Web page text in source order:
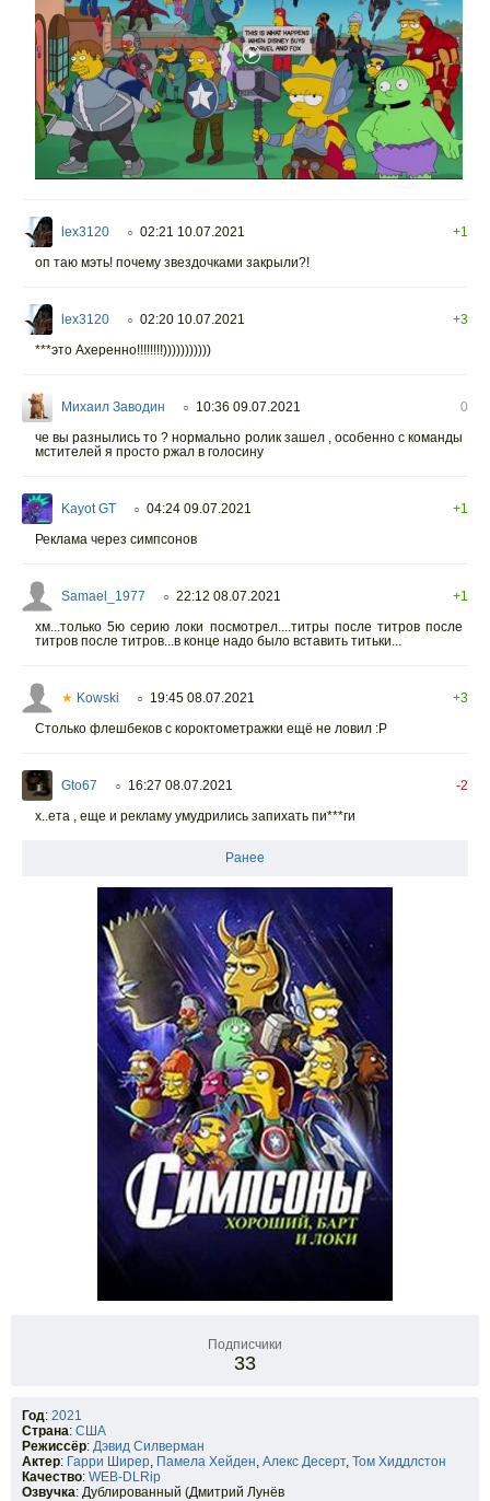
lex3120 ○ 02:21 10.07.2021
+1
оп таю мэть! почему звездочками закрыли?!
lex3120 ○ 02:20 10.07.2021
+3
***это Ахеренно!!!!!!!!)))))))))))
Михаил Заводин ○ 10:36 09.07.2021
0
че вы разнылись то ? нормально ролик зашел , особенно с команды
мстителей я просто ржал в голосину
Kayot GT ○ 04:24 09.07.2021
+1
Реклама через симпсонов
Samael_1977 ○ 22:12 08.07.2021
+1
хм...только 5ю серию локи посмотрел....титры после титров после
титров после титров...в конце надо было вставить титьки...
★ Kowski ○ 19:45 08.07.2021
+3
Столько флешбеков с короктометражки ещё не ловил :Р
Gto67 ○ 16:27 08.07.2021
-2
х..ета , еще и рекламу умудрились запихать пи***ги
Ранее
Подписчики
33
Год: 2021
Страна: США
Режиссёр: Дэвид Силверман
Актер: Гарри Ширер Памела Хейден Алекс Десерт, Том Хиддлстон
Качество: WEB-DLRip
Озвучка: Дублированный (Дмитрий Лунёв